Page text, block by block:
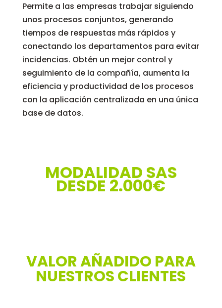
Permite a las empresas trabajar siguiendo
unos procesos conjuntos, generando
tiempos de respuestas más rápidos y
conectando los departamentos para evitar
incidencias. Obtén un mejor control y
seguimiento de la compañía, aumenta la
eficiencia y productividad de los procesos
con la aplicación centralizada en una única
base de datos.
MODALIDAD SAS
DESDE 2.000€
VALOR AÑADIDO PARA
NUESTROS CLIENTES